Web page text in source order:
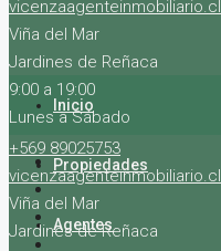
vicenzaagenteinmobiliario.cl
Viña del Mar
Jardines de Reñaca
9:00 a 19:00
Lunes a Sábado
Inicio
Propiedades
Agentes
+569 89025753
vicenzaagenteinmobiliario.cl
Viña del Mar
Jardines de Reñaca